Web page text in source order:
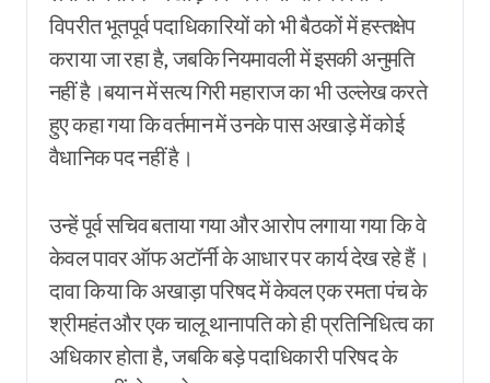
विपरीत भूतपूर्व पदाधिकारियों को भी बैठकों में हस्तक्षेप
कराया जा रहा है, जबकि नियमावली में इसकी अनुमति
नहीं है।बयान में सत्य गिरी महाराज का भी उल्लेख करते
हुए कहा गया कि वर्तमान में उनके पास अखाड़े में कोई
वैधानिक पद नहीं है।
उन्हें पूर्व सचिव बताया गया और आरोप लगाया गया कि वे
केवल पावर ऑफ अटॉर्नी के आधार पर कार्य देख रहे हैं।
दावा किया कि अखाड़ा परिषद में केवल एक रमता पंच के
श्रीमहंत और एक चालू थानापति को ही प्रतिनिधित्व का
अधिकार होता है, जबकि बड़े पदाधिकारी परिषद के